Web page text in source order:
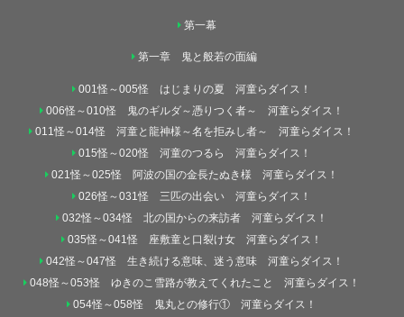
第一幕
第一章 鬼と般若の面編
001怪～005怪 はじまりの夏 河童らダイス！
006怪～010怪 鬼のギルダ～憑りつく者～ 河童らダイス！
011怪～014怪 河童と龍神様～名を拒みし者～ 河童らダイス！
015怪～020怪 河童のつるら 河童らダイス！
021怪～025怪 阿波の国の金長たぬき様 河童らダイス！
026怪～031怪 三匹の出会い 河童らダイス！
032怪～034怪 北の国からの来訪者 河童らダイス！
035怪～041怪 座敷童と口裂け女 河童らダイス！
042怪～047怪 生き続ける意味、迷う意味 河童らダイス！
048怪～053怪 ゆきのこ雪路が教えてくれたこと 河童らダイス！
054怪～058怪 鬼丸との修行① 河童らダイス！